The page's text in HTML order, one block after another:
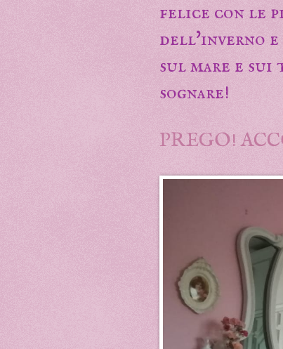
felice con le
dell'inverno
sul mare e
sognare!
PREGO!